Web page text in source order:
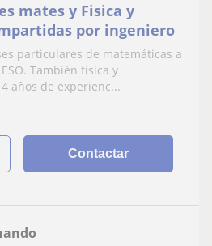
mates y Fisica y
por ingeniero
particulares de matemáticas a
También física y
años de experienc...
Contactar